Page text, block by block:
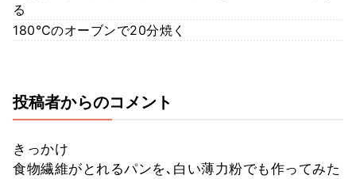
る
180℃のオーブンで20分焼く
投稿者からのコメント
きっかけ
食物繊維がとれるパンを､白い薄力粉でも作ってみた